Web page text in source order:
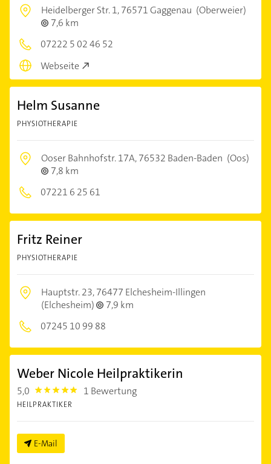
Heidelberger Str. 1,76571 Gaggenau (Oberweier)
7,6 km
07222 5 02 46 52
Webseite
Helm Susanne
PHYSIOTHERAPIE
Ooser Bahnhofstr. 17A,76532 Baden-Baden (Oos)
7,8 km
07221 6 25 61
Fritz Reiner
PHYSIOTHERAPIE
Hauptstr. 23,76477 Elchesheim-Illingen
(Elchesheim)
7,9 km
07245 10 99 88
Weber Nicole Heilpraktikerin
5,0 5.0 1 Bewertung
HEILPRAKTIKER
E-Mail